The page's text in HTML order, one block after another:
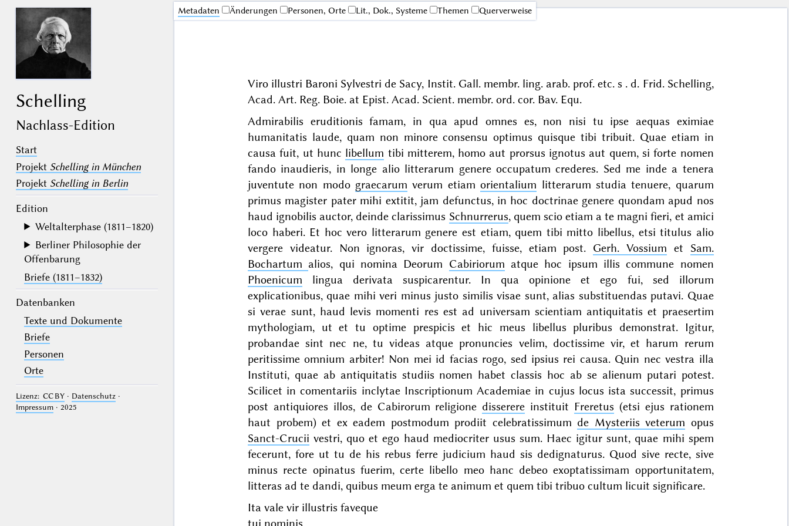
Schelling
Nachlass-Edition
Start
Projekt Schelling in München
Projekt Schelling in Berlin
Edition
Weltalterphase (1811–1820)
Berliner Philosophie der
Offenbarung
Briefe (1811–1832)
Datenbanken
Texte und Dokumente
Briefe
Personen
Orte
Lizenz: CC BY· Datenschutz·
Impressum· 2025
Me­ta­da­ten Änderungen Personen, Orte Lit., Dok., Systeme Themen Querverweise
Viro illustri Baroni Sylvestri de Sacy, Instit. Gall. membr. ling. arab. prof. etc. s . d. Frid. Schelling,
Acad. Art. Reg. Boie. at Epist. Acad. Scient. membr. ord. cor. Bav. Equ.
Admirabilis eruditionis famam, in qua apud omnes es, non nisi tu ipse aequas eximiae
humanitatis laude, quam non minore consensu optimus quisque tibi tribuit. Quae etiam in
causa fuit, ut hunc libellum tibi mitterem, homo aut prorsus ignotus aut quem, si forte nomen
fando inaudieris, in longe alio litterarum genere occupatum crederes. Sed me inde a tenera
juventute non modo graecarum verum etiamorientalium litterarum studia tenuere, quarum
primus magister pater mihi extitit, jam defunctus, in hoc doctrinae genere quondam apud nos
haud ignobilis auctor, deinde clarissimus Schnurrerus, quem scio etiam a te magni fieri, et amici
loco haberi. Et hoc vero litterarum genere est etiam, quem tibi mitto libellus, etsi titulus alio
vergere videatur. Non ignoras, vir doctissime, fuisse, etiam post. Gerh. Vossium et Sam.
Bochartum alios, qui nomina Deorum Cabiriorum atque hoc ipsum illis commune nomen
Phoenicum lingua derivata suspicarentur. In qua opinione et ego fui, sed illorum
explicationibus, quae mihi veri minus justo similis visae sunt, alias substituendas putavi. Quae
si verae sunt, haud levis momenti res est ad universam scientiam antiquitatis et praesertim
mythologiam, ut et tu optime prespicis et hic meus libellus pluribus demonstrat. Igitur,
probandae sint nec ne, tu videas atque pronuncies velim, doctissime vir, et harum rerum
peritissime omnium arbiter! Non mei id facias rogo, sed ipsius rei causa. Quin nec vestra illa
Instituti, quae ab antiquitatis studiis nomen habet classis hoc ab se alienum putari potest.
Scilicet in comentariis inclytae Inscriptionum Academiae in cujus locus ista successit, primus
post antiquiores illos, de Cabirorum religione disserere instituit Freretus (etsi ejus rationem
haut probem) et ex eadem postmodum prodiit celebratissimum de Mysteriis veterum opus
Sanct-Crucii vestri, quo et ego haud mediocriter usus sum. Haec igitur sunt, quae mihi spem
fecerunt, fore ut tu de his rebus ferre judicium haud sis dedignaturus. Quod sive recte, sive
minus recte opinatus fuerim, certe libello meo hanc debeo exoptatissimam opportunitatem,
litteras ad te dandi, quibus meum erga te animum et quem tibi tribuo cultum licuit significare.
Ita vale vir illustris faveque
tui nominis